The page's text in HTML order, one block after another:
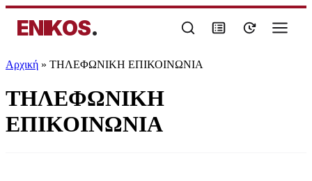
ENIKOS.
Αρχική » ΤΗΛΕΦΩΝΙΚΗ ΕΠΙΚΟΙΝΩΝΙΑ
ΤΗΛΕΦΩΝΙΚΗ
ΕΠΙΚΟΙΝΩΝΙΑ